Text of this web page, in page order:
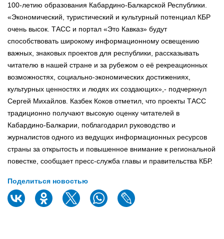
100-летию образования Кабардино-Балкарской Республики.
«Экономический, туристический и культурный потенциал КБР
очень высок. ТАСС и портал «Это Кавказ» будут
способствовать широкому информационному освещению
важных, знаковых проектов для республики, рассказывать
читателю в нашей стране и за рубежом о её рекреационных
возможностях, социально-экономических достижениях,
культурных ценностях и людях их создающих»,- подчеркнул
Сергей Михайлов. Казбек Коков отметил, что проекты ТАСС
традиционно получают высокую оценку читателей в
Кабардино-Балкарии, поблагодарил руководство и
журналистов одного из ведущих информационных ресурсов
страны за открытость и повышенное внимание к региональной
повестке, сообщает пресс-служба главы и правительства КБР.
Поделиться новостью